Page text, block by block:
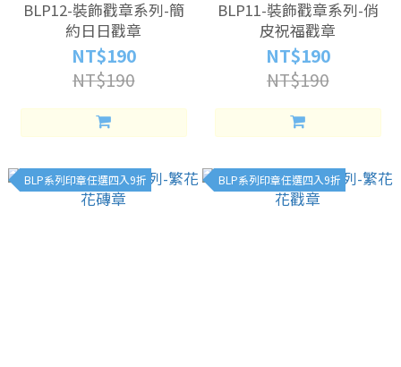
BLP12-裝飾戳章系列-簡
約日日戳章
NT$190
NT$190
BLP11-裝飾戳章系列-俏
皮祝福戳章
NT$190
NT$190
BLP系列印章任選四入9折 BLP系列印章任選四入9折